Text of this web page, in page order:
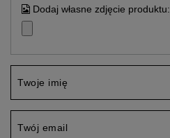
Dodaj własne zdjęcie produktu:
Twoje imię
Twój email